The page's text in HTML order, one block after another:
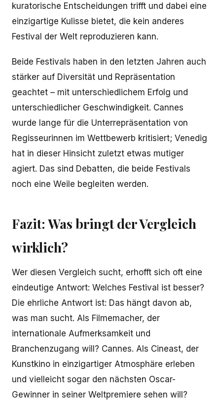
kuratorische Entscheidungen trifft und dabei eine
einzigartige Kulisse bietet, die kein anderes
Festival der Welt reproduzieren kann.
Beide Festivals haben in den letzten Jahren auch
stärker auf Diversität und Repräsentation
geachtet – mit unterschiedlichem Erfolg und
unterschiedlicher Geschwindigkeit. Cannes
wurde lange für die Unterrepräsentation von
Regisseurinnen im Wettbewerb kritisiert; Venedig
hat in dieser Hinsicht zuletzt etwas mutiger
agiert. Das sind Debatten, die beide Festivals
noch eine Weile begleiten werden.
Fazit: Was bringt der Vergleich
wirklich?
Wer diesen Vergleich sucht, erhofft sich oft eine
eindeutige Antwort: Welches Festival ist besser?
Die ehrliche Antwort ist: Das hängt davon ab,
was man sucht. Als Filmemacher, der
internationale Aufmerksamkeit und
Branchenzugang will? Cannes. Als Cineast, der
Kunstkino in einzigartiger Atmosphäre erleben
und vielleicht sogar den nächsten Oscar-
Gewinner in seiner Weltpremiere sehen will?